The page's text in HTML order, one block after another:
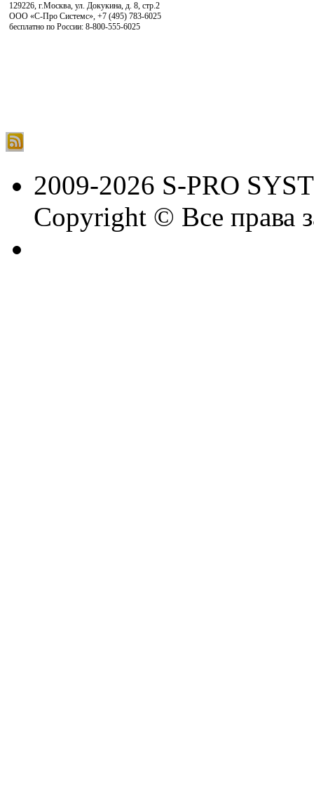
129226, г.Москва, ул. Докукина, д. 8, стр.2
ООО «С-Про Системс», +7 (495) 783-6025
бесплатно по России: 8-800-555-6025
2009-2026 S-PRO
Copyright © Все права